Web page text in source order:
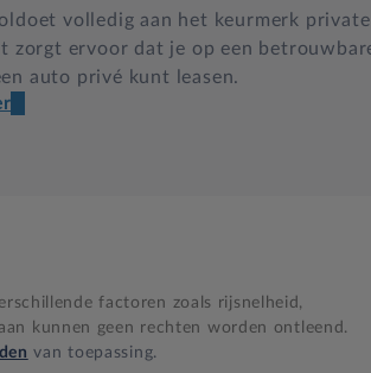
volledig aan het keurmerk private
zorgt ervoor dat je op een
auto privé kunt leasen.
transparant contract
14 dagen bedenktijd
factoren zoals rijsnelheid,
kunnen geen rechten worden ontleend.
van toepassing.